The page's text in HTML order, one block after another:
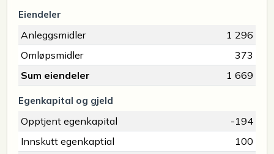
Eiendeler
Anleggsmidler
1 296
Omløpsmidler
373
Sum eiendeler
1 669
Egenkapital og gjeld
Opptjent egenkapital
-194
Innskutt egenkaptial
100